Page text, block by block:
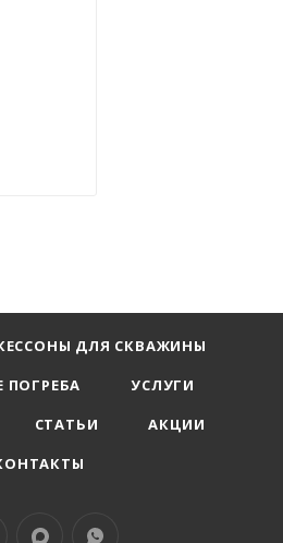
ДЛЯ СКВАЖИНЫ
ПОГРЕБА
УСЛУГИ
СТАТЬИ
АКЦИИ